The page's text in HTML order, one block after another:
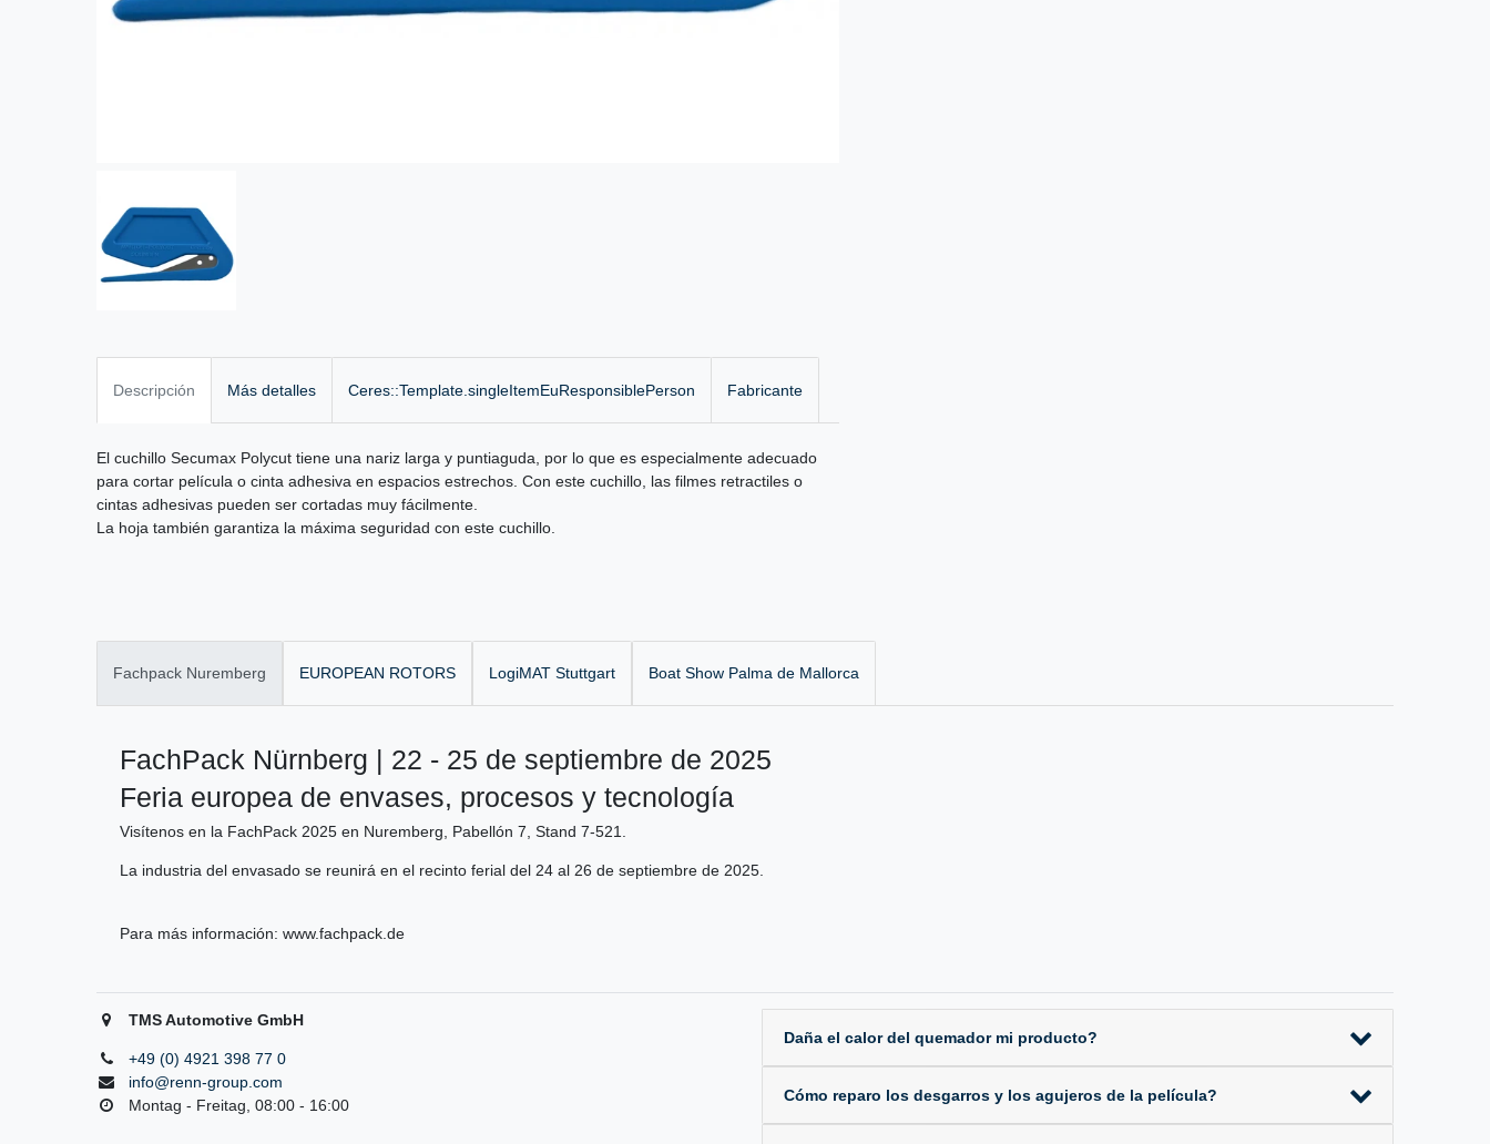
Descripción Más detalles Ceres::Template.singleItemEuResponsiblePerson Fabricante
El cuchillo Secumax Polycut tiene una nariz larga y puntiaguda, por lo que es especialmente adecuado
para cortar película o cinta adhesiva en espacios estrechos. Con este cuchillo, las filmes retractiles o
cintas adhesivas pueden ser cortadas muy fácilmente.
La hoja también garantiza la máxima seguridad con este cuchillo.
Fachpack Nuremberg EUROPEAN ROTORS LogiMAT Stuttgart Boat Show Palma de Mallorca
FachPack Nürnberg | 22 - 25 de septiembre de 2025
Feria europea de envases, procesos y tecnología
Visítenos en la FachPack 2025 en Nuremberg, Pabellón 7, Stand 7-521.
La industria del envasado se reunirá en el recinto ferial del 24 al 26 de septiembre de 2025.
Para más información: www.fachpack.de
TMS Automotive GmbH
+49 (0) 4921 398 77 0
info@renn-group.com
Montag - Freitag, 08:00 - 16:00
Daña el calor del quemador mi producto?
Cómo reparo los desgarros y los agujeros de la película?